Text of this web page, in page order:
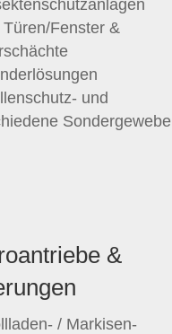
Türen/Fenster &
und
Sonder­gewebe
&
/ Markisen­